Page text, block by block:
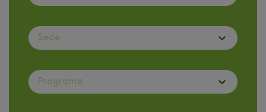
Sede
Programa